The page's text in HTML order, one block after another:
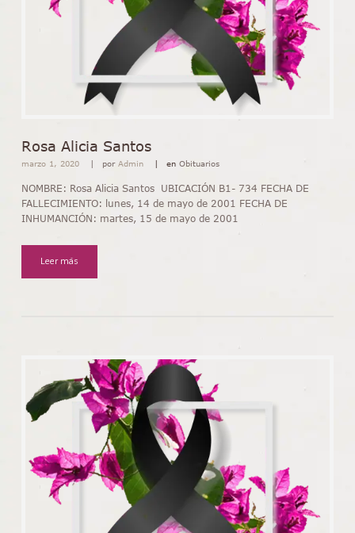
Rosa Alicia Santos
marzo 1, 2020 porAdmin en Obituarios
NOMBRE: Rosa Alicia Santos UBICACIÓN B1- 734 FECHA DE
FALLECIMIENTO: lunes, 14 de mayo de 2001 FECHA DE
INHUMANCIÓN: martes, 15 de mayo de 2001
Leer más